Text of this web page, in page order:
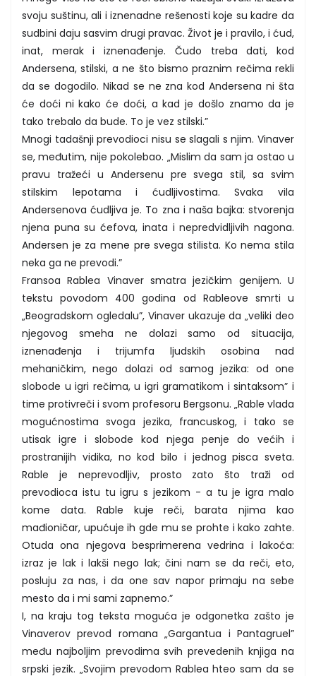
svoju suštinu, ali i iznenadne rešenosti koje su kadre da
sudbini daju sasvim drugi pravac. Život je i pravilo, i ćud,
inat, merak i iznenađenje. Čudo treba dati, kod
Andersena, stilski, a ne što bismo praznim rečima rekli
da se dogodilo. Nikad se ne zna kod Andersena ni šta
će doći ni kako će doći, a kad je došlo znamo da je
tako trebalo da bude. To je vez stilski.”
Mnogi tadašnji prevodioci nisu se slagali s njim. Vinaver
se, međutim, nije pokolebao. „Mislim da sam ja ostao u
pravu tražeći u Andersenu pre svega stil, sa svim
stilskim lepotama i ćudljivostima. Svaka vila
Andersenova ćudljiva je. To zna i naša bajka: stvorenja
njena puna su ćefova, inata i nepredvidljivih nagona.
Andersen je za mene pre svega stilista. Ko nema stila
neka ga ne prevodi.”
Fransoa Rablea Vinaver smatra jezičkim genijem. U
tekstu povodom 400 godina od Rableove smrti u
„Beogradskom ogledalu”, Vinaver ukazuje da „veliki deo
njegovog smeha ne dolazi samo od situacija,
iznenađenja i trijumfa ljudskih osobina nad
mehaničkim, nego dolazi od samog jezika: od one
slobode u igri rečima, u igri gramatikom i sintaksom” i
time protivreči i svom profesoru Bergsonu. „Rable vlada
mogućnostima svoga jezika, francuskog, i tako se
utisak igre i slobode kod njega penje do većih i
prostranijih vidika, no kod bilo i jednog pisca sveta.
Rable je neprevodljiv, prosto zato što traži od
prevodioca istu tu igru s jezikom - a tu je igra malo
kome data. Rable kuje reči, barata njima kao
mađioničar, upućuje ih gde mu se prohte i kako zahte.
Otuda ona njegova besprimerena vedrina i lakoća:
izraz je lak i lakši nego lak; čini nam se da reči, eto,
posluju za nas, i da one sav napor primaju na sebe
mesto da i mi sami zapnemo.”
I, na kraju tog teksta moguća je odgonetka zašto je
Vinaverov prevod romana „Gargantua i Pantagruel”
među najboljim prevodima svih prevedenih knjiga na
srpski jezik. „Svojim prevodom Rablea hteo sam da se